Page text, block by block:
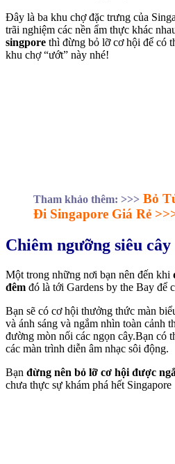
Đây là ba khu chợ đặc trưng của
trãi nghiệm các nền ẩm thực khác
singpore thì đừng bỏ lỡ cơ hội để có
khu chợ “ướt” này nhé!
Tham khảo thêm: >>> Bỏ
Đi Singapore Giá Rẻ
Chiêm ngưỡng siêu cây
Một trong những nơi bạn nên đến khi
đêm đó là tới Gardens by the Bay để
Bạn sẽ có cơ hội thưởng thức màn
và ánh sáng và ngắm nhìn toàn cảnh
đường mòn nối các ngọn cây.Bạn có
các màn trình diễn âm nhạc sôi động.
Bạn đừng nên bỏ lỡ cơ hội được
chưa thực sự khám phá hết Singapore